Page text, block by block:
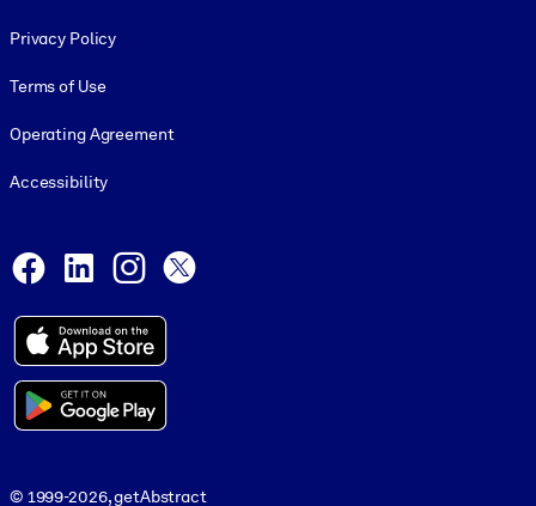
Privacy Policy
Terms of Use
Operating Agreement
Accessibility
Facebook
LinkedInInstagram
© 1999-2026, getAbstract